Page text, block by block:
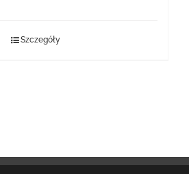
Szczegóły